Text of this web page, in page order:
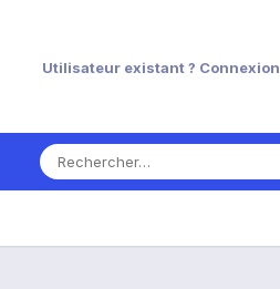
Utilisateur existant ? Connexion